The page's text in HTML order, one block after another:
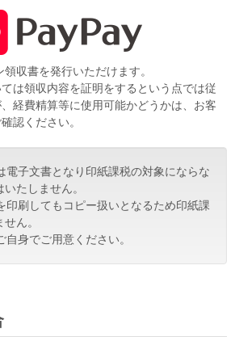
収書を発行いただけます。
は領収内容を証明をするという点では従
経費精算等に使用可能かどうかは、お客
認ください。
電子文書となり印紙課税の対象にならな
たしません。
印刷してもコピー扱いとなるため印紙課
ん。
身でご用意ください。